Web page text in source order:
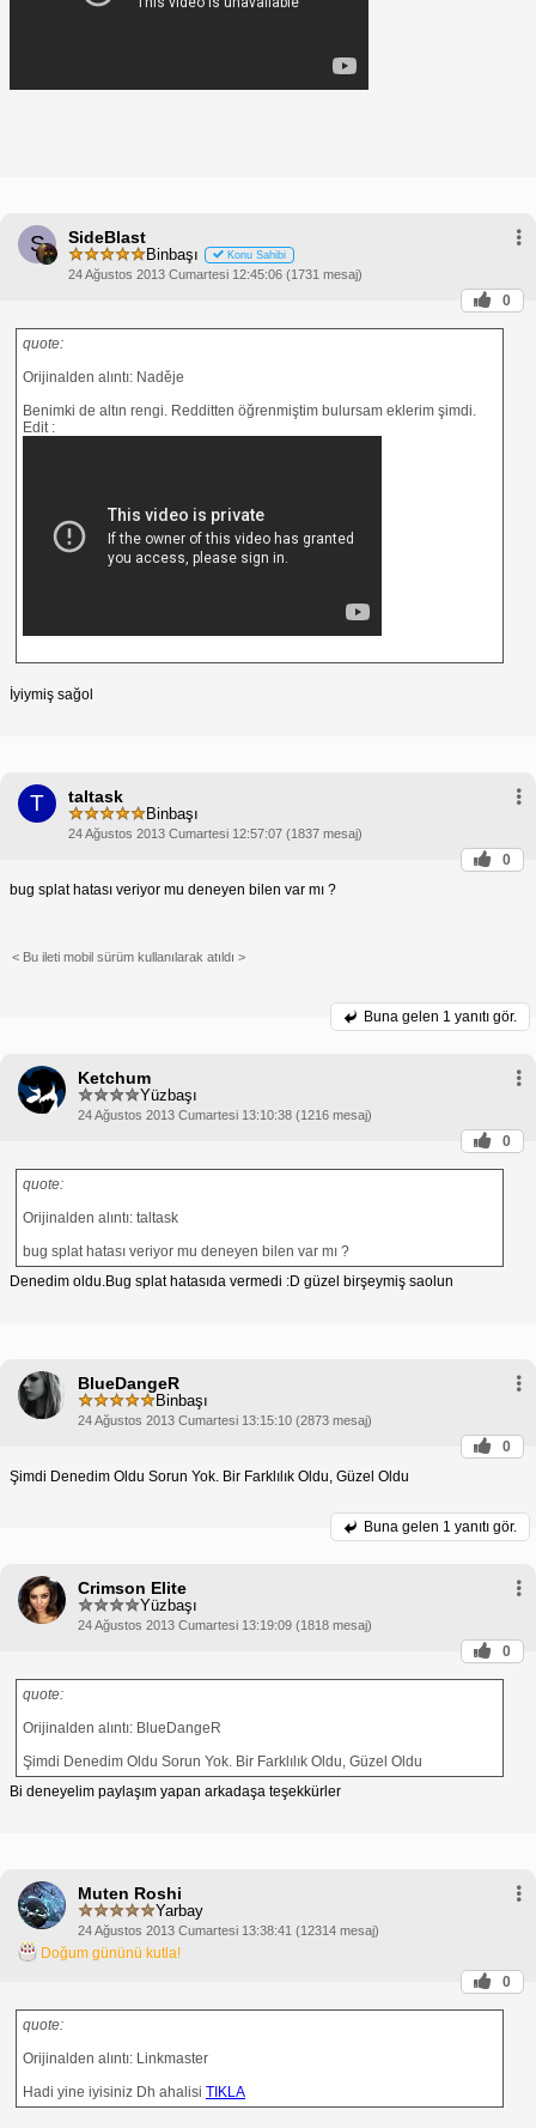
S SideBlast
Binbaşı Konu Sahibi
24 Ağustos 2013 Cumartesi 12:45:06 (1731 mesaj)
0
quote:
Orijinalden alıntı: Naděje
Benimki de altın rengi. Redditten öğrenmiştim bulursam eklerim şimdi.
Edit :
İyiymiş sağol
T taltask
Binbaşı
24 Ağustos 2013 Cumartesi 12:57:07 (1837 mesaj)
0
bug splat hatası veriyor mu deneyen bilen var mı ?
< Bu ileti mobil sürüm kullanılarak atıldı >
Buna gelen 1 yanıtı gör.
Ketchum
Yüzbaşı
24 Ağustos 2013 Cumartesi 13:10:38 (1216 mesaj)
0
quote:
Orijinalden alıntı: taltask
bug splat hatası veriyor mu deneyen bilen var mı ?
Denedim oldu.Bug splat hatasıda vermedi :D güzel birşeymiş saolun
BlueDangeR
Binbaşı
24 Ağustos 2013 Cumartesi 13:15:10 (2873 mesaj)
0
Şimdi Denedim Oldu Sorun Yok. Bir Farklılık Oldu, Güzel Oldu
Buna gelen 1 yanıtı gör.
Crimson Elite
Yüzbaşı
24 Ağustos 2013 Cumartesi 13:19:09 (1818 mesaj)
0
quote:
Orijinalden alıntı: BlueDangeR
Şimdi Denedim Oldu Sorun Yok. Bir Farklılık Oldu, Güzel Oldu
Bi deneyelim paylaşım yapan arkadaşa teşekkürler
Muten Roshi
Yarbay
24 Ağustos 2013 Cumartesi 13:38:41 (12314 mesaj)
Doğum gününü kutla!
0
quote:
Orijinalden alıntı: Linkmaster
Hadi yine iyisiniz Dh ahalisi TIKLA